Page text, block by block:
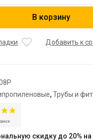
В корзину
Добавить к
,Трубы и
скидку до 20%